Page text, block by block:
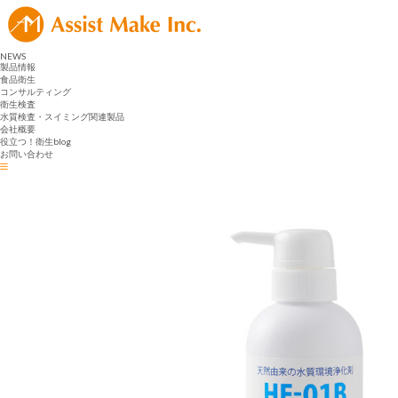
NEWS
製品情報
食品衛生
コンサルティング
衛生検査
水質検査・スイミング関連製品
会社概要
役立つ！衛生blog
お問い合わせ